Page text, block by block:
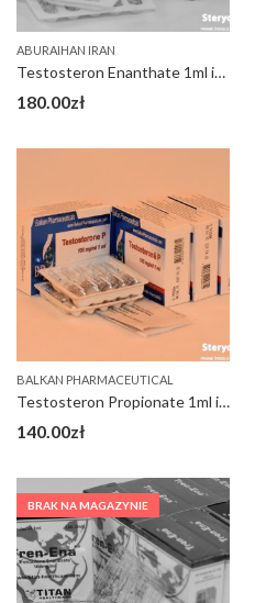
ABURAIHAN IRAN
Testosteron Enanthate 1ml inj IRAN
180.00zł
BALKAN PHARMACEUTICAL
Testosteron Propionate 1ml inj Bałkan
140.00zł
BRAK NA MAGAZYNIE